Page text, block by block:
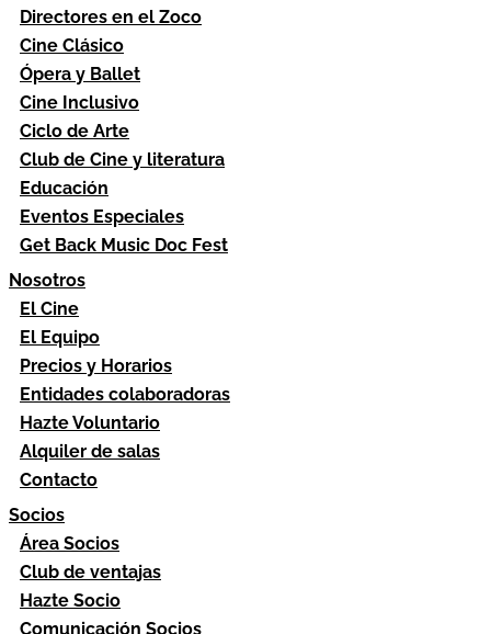
Directores en el Zoco
Cine Clásico
Ópera y Ballet
Cine Inclusivo
Ciclo de Arte
Club de Cine y literatura
Educación
Eventos Especiales
Get Back Music Doc Fest
Nosotros
El Cine
El Equipo
Precios y Horarios
Entidades colaboradoras
Hazte Voluntario
Alquiler de salas
Contacto
Socios
Área Socios
Club de ventajas
Hazte Socio
Comunicación Socios